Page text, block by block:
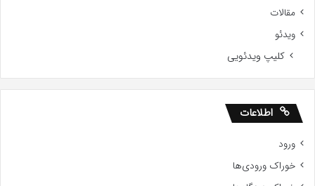
مقالات
ویدئو
کلیپ ویدئویی
اطلاعات
ورود
خوراک ورودی‌ها